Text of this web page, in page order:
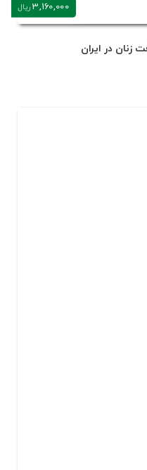
3,160,000ریال
زنان در ایران